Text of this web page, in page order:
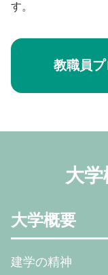
す。
教職員
大
大学概要
建学の精神